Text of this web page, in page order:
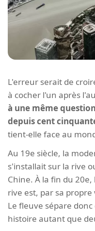
L'erreur serait de
à cocher l'un après
à une même
depuis cent
tient-elle face au
Au 19e siècle, la
s'installait sur la rive
Chine. À la fin du
rive est, par sa
Le fleuve sépare
histoire autant que